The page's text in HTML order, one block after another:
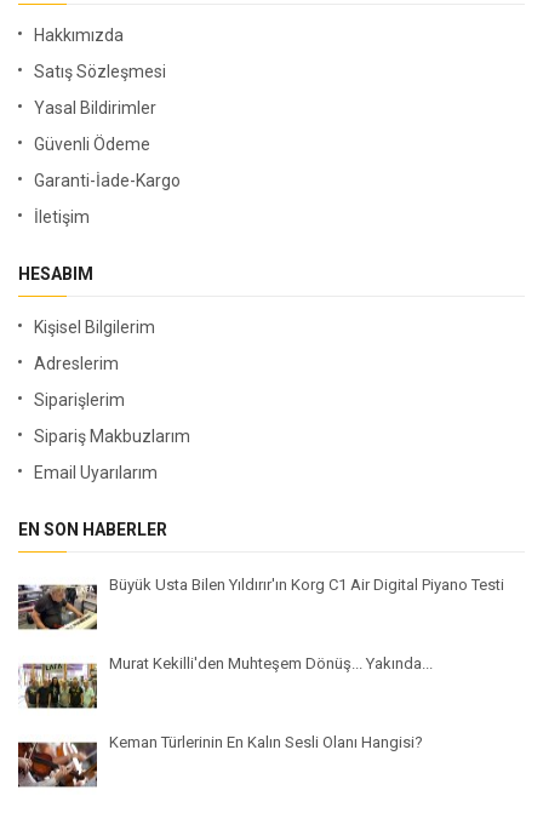
Hakkımızda
Satış Sözleşmesi
Yasal Bildirimler
Güvenli Ödeme
Garanti-İade-Kargo
İletişim
HESABIM
Kişisel Bilgilerim
Adreslerim
Siparişlerim
Sipariş Makbuzlarım
Email Uyarılarım
EN SON HABERLER
Büyük Usta Bilen Yıldırır'ın Korg C1 Air Digital Piyano Testi
Murat Kekilli'den Muhteşem Dönüş... Yakında...
Keman Türlerinin En Kalın Sesli Olanı Hangisi?